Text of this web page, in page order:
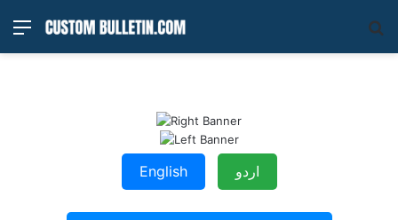
Menu
English اردو